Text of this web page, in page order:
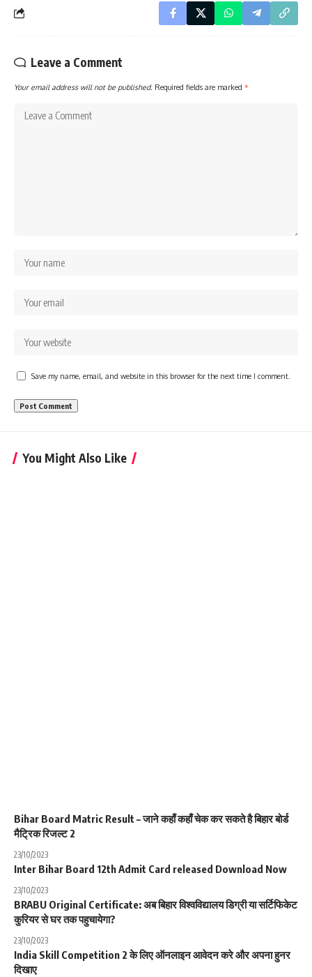
Leave a Comment
Your email address will not be published. Required fields are marked *
Save my name, email, and website in this browser for the next time I comment.
You Might Also Like
Bihar Board Matric Result – जाने कहाँ कहाँ चेक कर सकते है बिहार बोर्ड
मैट्रिक रिजल्ट 2
23/10/2023
Inter Bihar Board 12th Admit Card released Download Now
23/10/2023
BRABU Original Certificate: अब बिहार विश्वविद्यालय डिग्री या सर्टिफिकेट
कुरियर से घर तक पहुचायेगा?
23/10/2023
India Skill Competition 2 के लिए ऑनलाइन आवेदन करे और अपना हुनर
दिखाए